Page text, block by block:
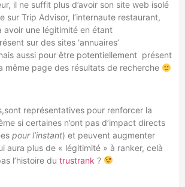
il ne suffit plus d’avoir son site web isolé
sur Trip Advisor, l’internaute restaurant,
une légitimité en étant
sur des sites ‘annuaires’
aussi pour être potentiellement présent
même page des résultats de recherche
représentatives pour renforcer la
si certaines n’ont pas d’impact directs
pour l’instant) et peuvent augmenter
aura plus de « légitimité » à ranker, celà
l’histoire du trustrank ?